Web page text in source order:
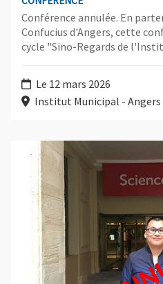
Conférence annulée. En
Confucius d'Angers, cette
cycle "Sino-Regards de
Le 12 mars 2026
Institut Municipal - Angers
Plus d'information sur